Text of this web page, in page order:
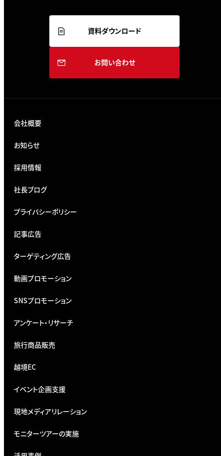
資料ダウンロード
お問い合わせ
会社概要
お知らせ
採用情報
社長ブログ
プライバシーポリシー
記事広告
ターゲティング広告
動画プロモーション
SNSプロモーション
アンケート・リサーチ
旅行商品販売
越境EC
イベント企画支援
現地メディアリレーション
モニターツアーの実施